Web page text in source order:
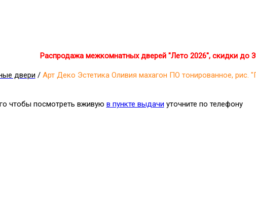
Распродажа межкомнатных дверей "Лето 2026", скидки до
двери / Арт Деко Эстетика Оливия махагон ПО тонированное, рис.
чтобы посмотреть вживую в пункте выдачи уточните по телефону